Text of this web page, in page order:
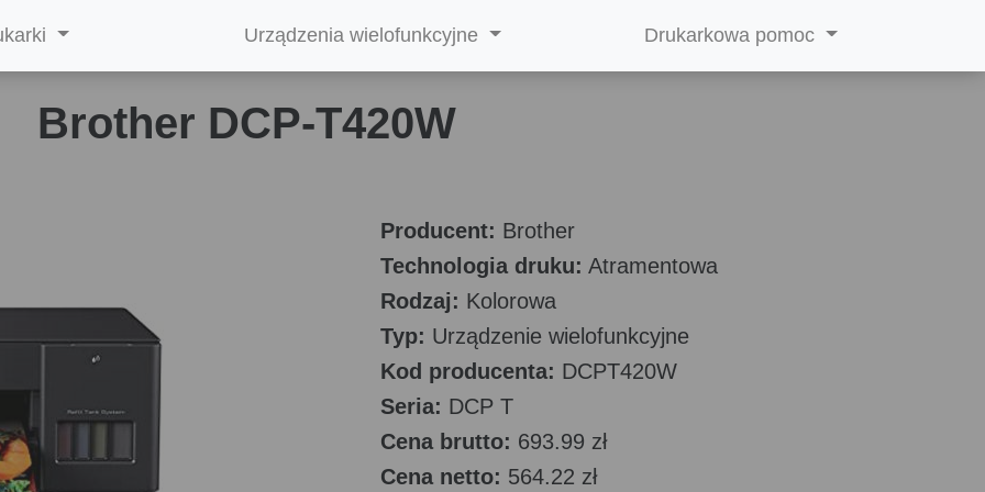
Urządzenia wielofunkcyjne Drukarkowa pomoc
Brother DCP-T420W
Producent: Brother
Technologia druku: Atramentowa
Rodzaj: Kolorowa
Typ: Urządzenie wielofunkcyjne
Kod producenta: DCPT420W
Seria: DCP T
Cena brutto: 693.99 zł
Cena netto: 564.22 zł